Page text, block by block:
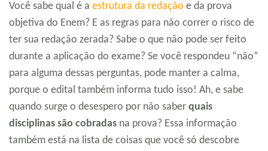
Você sabe qual é a estrutura da redação e da prova
objetiva do Enem? E as regras para não correr o risco de
ter sua redação zerada? Sabe o que não pode ser feito
durante a aplicação do exame? Se você respondeu “não”
para alguma dessas perguntas, pode manter a calma,
porque o edital também informa tudo isso! Ah, e sabe
quando surge o desespero por não saber quais
disciplinas são cobradas na prova? Essa informação
também está na lista de coisas que você só descobre